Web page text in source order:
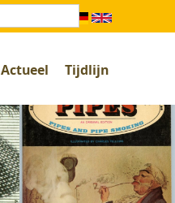
Actueel Tijdlijn